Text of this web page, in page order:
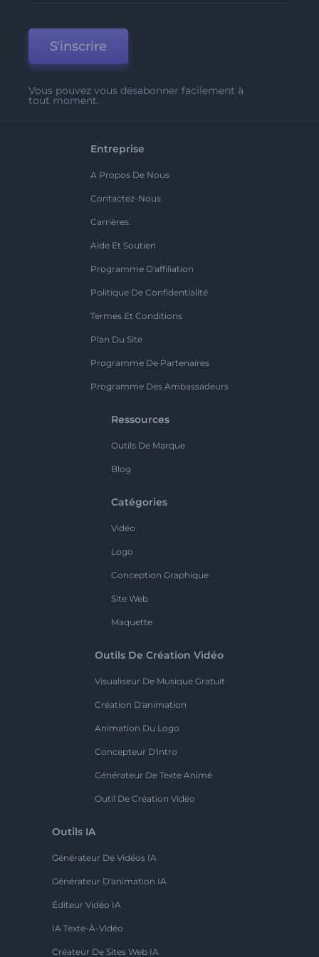
S'inscrire
Vous pouvez vous désabonner facilement à
tout moment.
Entreprise
A Propos De Nous
Contactez-Nous
Carrières
Aide Et Soutien
Programme D'affiliation
Politique De Confidentialité
Termes Et Conditions
Plan Du Site
Programme De Partenaires
Programme Des Ambassadeurs
Ressources
Outils De Marque
Blog
Catégories
Vidéo
Logo
Conception Graphique
Site Web
Maquette
Outils De Création Vidéo
Visualiseur De Musique Gratuit
Création D'animation
Animation Du Logo
Concepteur D'intro
Générateur De Texte Animé
Outil De Création Vidéo
Outils IA
Générateur De Vidéos IA
Générateur D'animation IA
Éditeur Vidéo IA
IA Texte-À-Vidéo
Créateur De Sites Web IA